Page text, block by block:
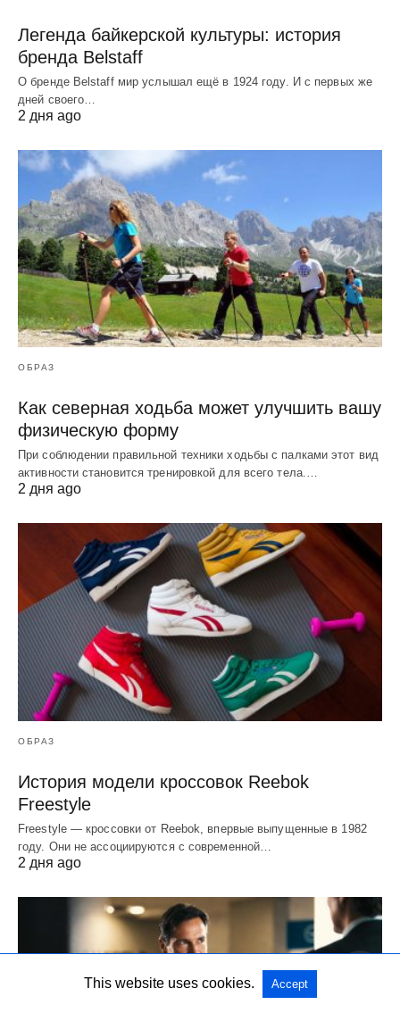
Легенда байкерской культуры: история
бренда Belstaff
О бренде Belstaff мир услышал ещё в 1924 году. И с первых же
дней своего…
2 дня ago
ОБРАЗ
Как северная ходьба может улучшить вашу
физическую форму
При соблюдении правильной техники ходьбы с палками этот вид
активности становится тренировкой для всего тела.…
2 дня ago
ОБРАЗ
История модели кроссовок Reebok
Freestyle
Freestyle — кроссовки от Reebok, впервые выпущенные в 1982
году. Они не ассоциируются с современной…
2 дня ago
This website uses cookies. Accept